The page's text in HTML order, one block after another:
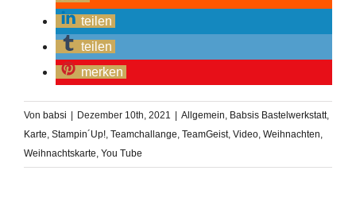
teilen
teilen
merken
Von babsi Dezember 10th, 2021 Allgemein, Babsis Bastelwerkstatt,
Karte, Stampin´Up!, Teamchallange, TeamGeist, Video, Weihnachten,
Weihnachtskarte, You Tube